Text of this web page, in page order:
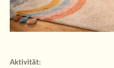
Aktivität: